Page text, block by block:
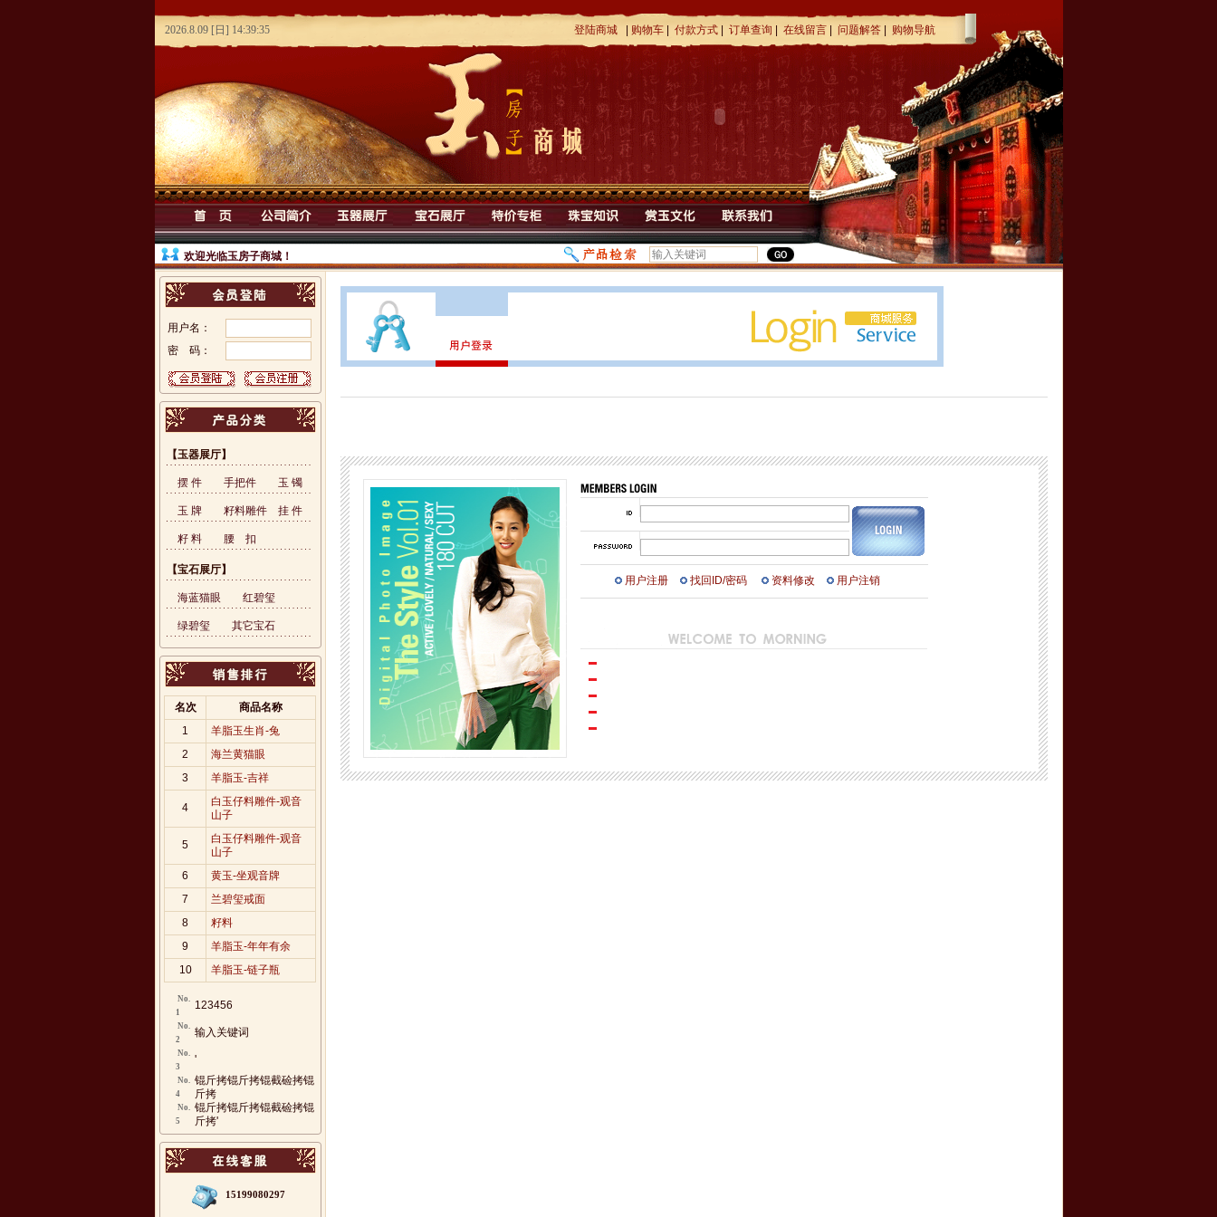
登陆商城 | 购物车 | 付款方式 | 订单查询 | 在线留言 | 问题解答 | 购物导航
欢迎光临玉房子商城！
用户名：
密 码：
【玉器展厅】
摆 件 手把件 玉 镯
玉 牌 籽料雕件 挂 件
籽 料 腰 扣
【宝石展厅】
海蓝猫眼 红碧玺
绿碧玺 其它宝石
名次
商品名称
1
羊脂玉生肖-兔
2
海兰黄猫眼
3
羊脂玉-吉祥
4
白玉仔料雕件-观音
山子
5
白玉仔料雕件-观音
山子
6
黄玉-坐观音牌
7
兰碧玺戒面
8
籽料
9
羊脂玉-年年有余
10
羊脂玉-链子瓶
No.
1
123456
No.
2
输入关键词
No.
3
'
No.
4
锟斤拷锟斤拷锟截硷拷锟
斤拷
No.
5
锟斤拷锟斤拷锟截硷拷锟
斤拷'
15199080297
用户注册 找回ID/密码 资料修改 用户注销